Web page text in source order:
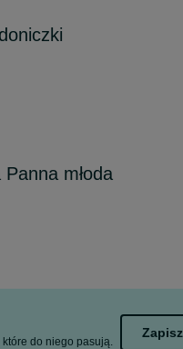
młoda
które do niego pasują.
Zapisz